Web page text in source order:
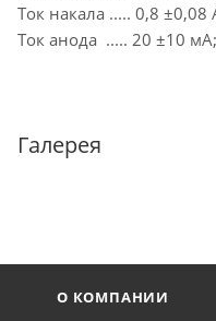
Ток накала ..... 0,8 ±0,08
Ток анода ..... 20 ±10 мА;
Галерея
О КОМПАНИИ